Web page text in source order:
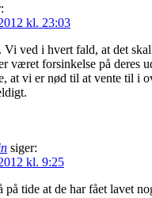
kl. 23:03
Vi ved i hvert fald, at det
været forsinkelse på deres
at vi er nød til at vente til i
siger:
kl. 9:25
på tide at de har fået lavet